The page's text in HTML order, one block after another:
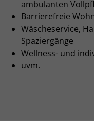
ambulanten
Barrierefreie
Wäscheservice,
Spaziergänge
Wellness- und
uvm.